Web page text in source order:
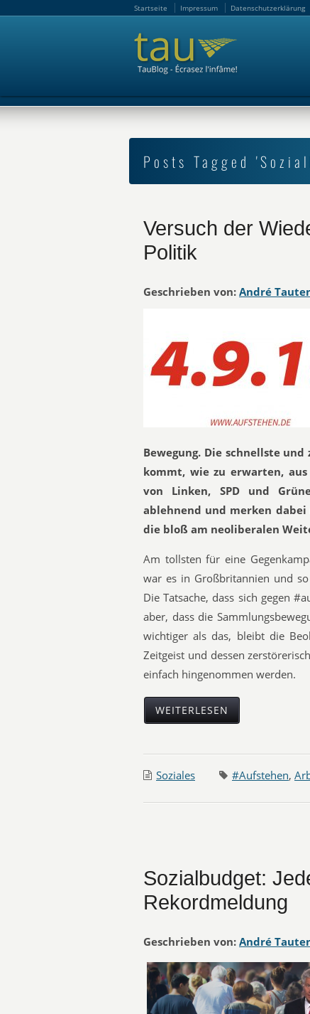
Startseite Impressum Datenschutzerklärung
Posts Tagged
Versuch der
Politik
Geschrieben von: André
Bewegung. Die schnellste
kommt, wie zu erwarten,
von Linken, SPD und
ablehnend und merken
die bloß am neoliberalen
Am tollsten für eine
war es in Großbritannien und
Die Tatsache, dass sich gegen
aber, dass die
wichtiger als das, bleibt die
Zeitgeist und dessen
einfach hingenommen werden.
WEITERLESEN
Soziales #Aufstehen,
Sozialbudget:
Rekordmeldung
Geschrieben von: André
Startseite Impressum Datenschutzerklärung